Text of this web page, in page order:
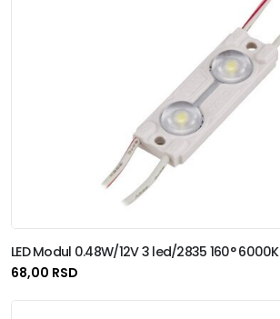
LED Modul 0.48W/12V 3 led/2835 160° 6000K
68,00 RSD